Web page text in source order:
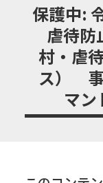
保護中:
虐待防
村・虐
ス） 事
マン